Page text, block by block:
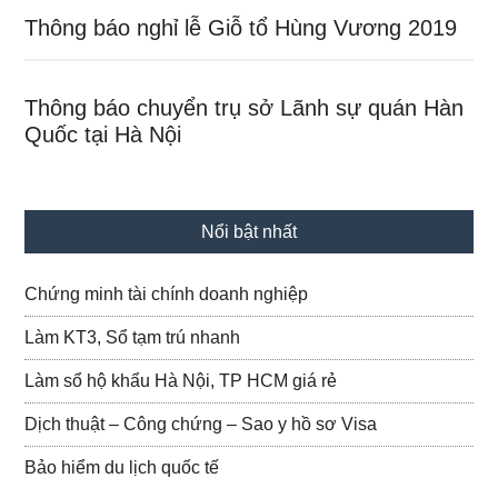
Thông báo nghỉ lễ Giỗ tổ Hùng Vương 2019
Thông báo chuyển trụ sở Lãnh sự quán Hàn
Quốc tại Hà Nội
Nổi bật nhất
Chứng minh tài chính doanh nghiệp
Làm KT3, Sổ tạm trú nhanh
Làm sổ hộ khẩu Hà Nội, TP HCM giá rẻ
Dịch thuật – Công chứng – Sao y hồ sơ Visa
Bảo hiểm du lịch quốc tế